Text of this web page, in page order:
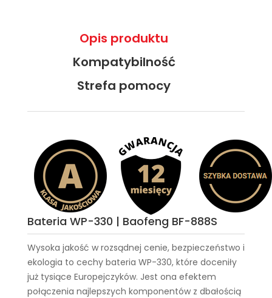
Opis produktu
Kompatybilność
Strefa pomocy
Bateria WP-330 | Baofeng BF-888S
Wysoka jakość w rozsądnej cenie, bezpieczeństwo i
ekologia to cechy bateria WP-330, które doceniły
już tysiące Europejczyków. Jest ona efektem
połączenia najlepszych komponentów z dbałością